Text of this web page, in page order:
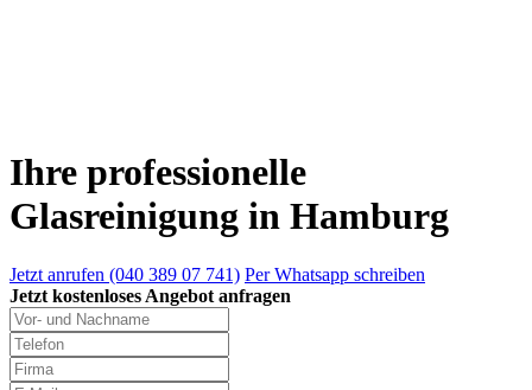
Ihre professionelle
Glasreinigung in Hamburg
Jetzt anrufen (040 389 07 741) Per Whatsapp schreiben
Jetzt kostenloses Angebot anfragen